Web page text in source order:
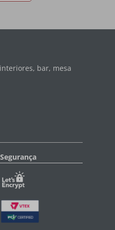
bar, mesa
Segurança